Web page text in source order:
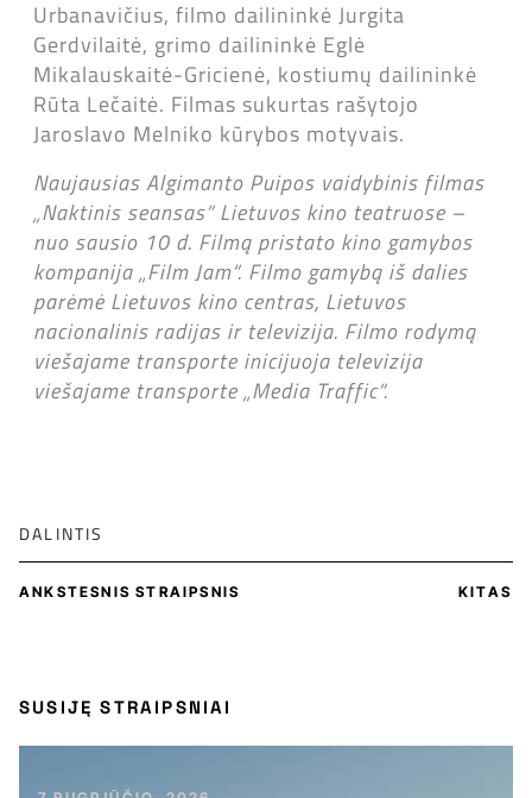
Urbanavičius, filmo dailininkė Jurgita
Gerdvilaitė, grimo dailininkė Eglė
Mikalauskaitė-Gricienė, kostiumų dailininkė
Rūta Lečaitė. Filmas sukurtas rašytojo
Jaroslavo Melniko kūrybos motyvais.
Naujausias Algimanto Puipos vaidybinis filmas
„Naktinis seansas“ Lietuvos kino teatruose –
nuo sausio 10 d. Filmą pristato kino gamybos
kompanija „Film Jam“. Filmo gamybą iš dalies
parėmė Lietuvos kino centras, Lietuvos
nacionalinis radijas ir televizija. Filmo rodymą
viešajame transporte inicijuoja televizija
viešajame transporte „Media Traffic“.
DALINTIS
ANKSTESNIS STRAIPSNIS KITAS
SUSIJĘ STRAIPSNIAI